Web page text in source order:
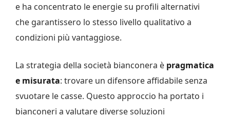
e ha concentrato le energie su profili alternativi
che garantissero lo stesso livello qualitativo a
condizioni più vantaggiose.
La strategia della società bianconera è pragmatica
e misurata: trovare un difensore affidabile senza
svuotare le casse. Questo approccio ha portato i
bianconeri a valutare diverse soluzioni